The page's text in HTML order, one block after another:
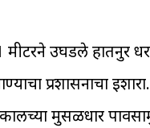
उघडले हातनुर
प्रशासनाचा
मुसळधार